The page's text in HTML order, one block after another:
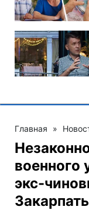
Главная »
военного
экс-